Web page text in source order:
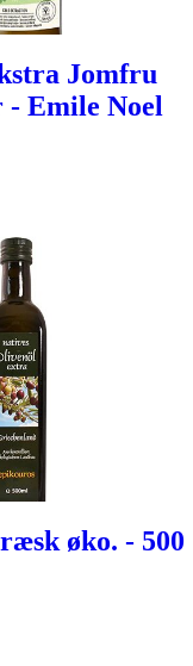
Jomfru
- Emile Noel
øko. - 500